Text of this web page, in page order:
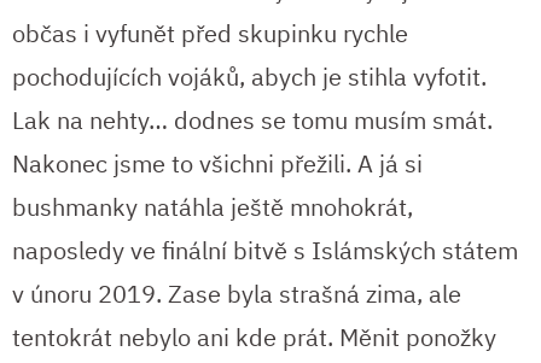
občas i vyfunět před skupinku rychle
pochodujících vojáků, abych je stihla vyfotit.
Lak na nehty… dodnes se tomu musím smát.
Nakonec jsme to všichni přežili. A já si
bushmanky natáhla ještě mnohokrát,
naposledy ve finální bitvě s Islámských státem
v únoru 2019. Zase byla strašná zima, ale
tentokrát nebylo ani kde prát. Měnit ponožky